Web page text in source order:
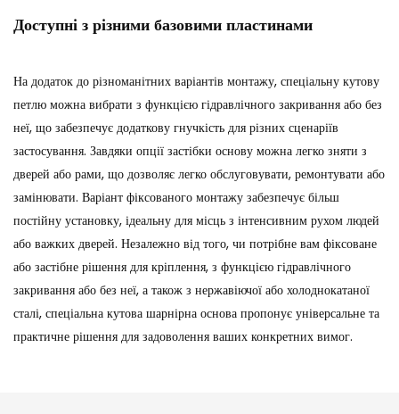
Доступні з різними базовими пластинами
На додаток до різноманітних варіантів монтажу, спеціальну кутову
петлю можна вибрати з функцією гідравлічного закривання або без
неї, що забезпечує додаткову гнучкість для різних сценаріїв
застосування. Завдяки опції застібки основу можна легко зняти з
дверей або рами, що дозволяє легко обслуговувати, ремонтувати або
замінювати. Варіант фіксованого монтажу забезпечує більш
постійну установку, ідеальну для місць з інтенсивним рухом людей
або важких дверей. Незалежно від того, чи потрібне вам фіксоване
або застібне рішення для кріплення, з функцією гідравлічного
закривання або без неї, а також з нержавіючої або холоднокатаної
сталі, спеціальна кутова шарнірна основа пропонує універсальне та
практичне рішення для задоволення ваших конкретних вимог.